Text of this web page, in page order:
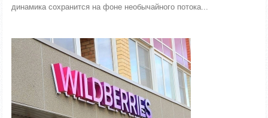
динамика сохранится на фоне необычайного потока...